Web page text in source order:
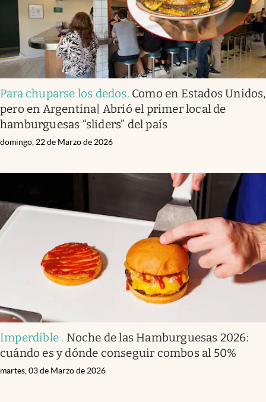
Para chuparse los dedos. Como en Estados Unidos,
pero en Argentina| Abrió el primer local de
hamburguesas “sliders” del país
domingo, 22 de Marzo de 2026
Imperdible . Noche de las Hamburguesas 2026:
cuándo es y dónde conseguir combos al 50%
martes, 03 de Marzo de 2026